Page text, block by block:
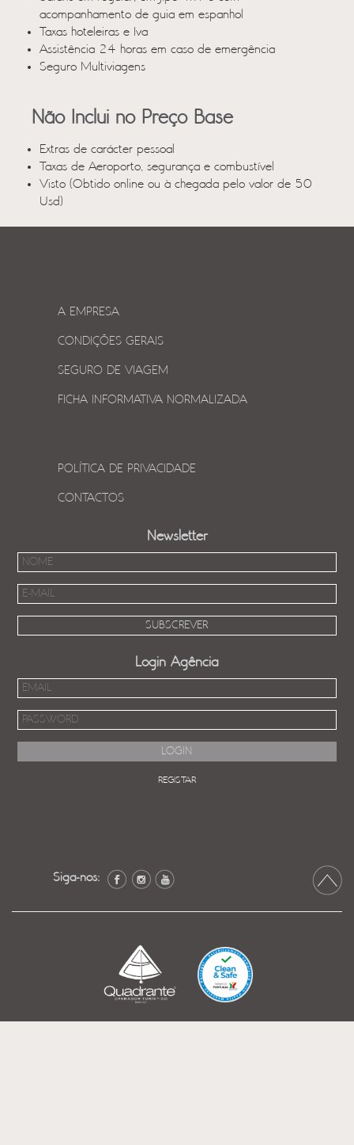
acompanhamento de guia em espanhol
Taxas hoteleiras e Iva
Assistência 24 horas em caso de emergência
Seguro Multiviagens
Não Inclui no Preço Base
Extras de carácter pessoal
Taxas de Aeroporto, segurança e combustível
Visto (Obtido online ou à chegada pelo valor de 50
Usd)
A EMPRESA
CONDIÇÕES GERAIS
SEGURO DE VIAGEM
FICHA INFORMATIVA NORMALIZADA
POLÍTICA DE PRIVACIDADE
CONTACTOS
Newsletter
Login Agência
REGISTAR
Siga-nos: